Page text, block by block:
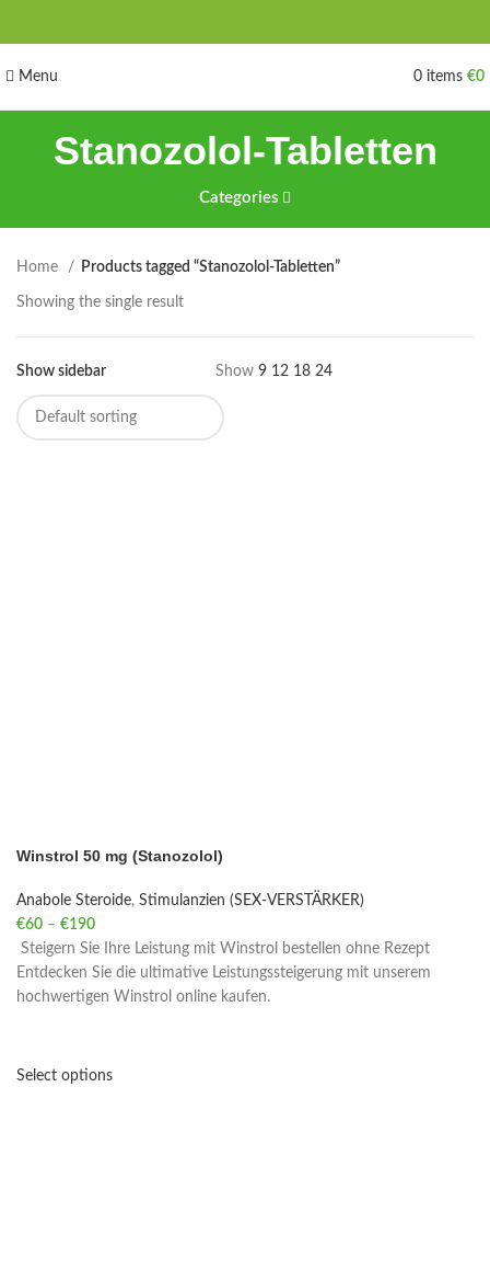
Menu 0 items €0
Stanozolol-Tabletten
Categories
Home Products tagged “Stanozolol-Tabletten”
Showing the single result
Show sidebar Show 9 12 18 24
Winstrol 50 mg (Stanozolol)
Anabole Steroide, Stimulanzien (SEX-VERSTÄRKER)
€60 – €190
Steigern Sie Ihre Leistung mit Winstrol bestellen ohne Rezept
Entdecken Sie die ultimative Leistungssteigerung mit unserem
hochwertigen Winstrol online kaufen.
Select options